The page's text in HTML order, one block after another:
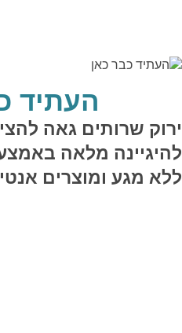
העתיד
ירוק שרותים גאה
להיגיינה מלאה
ללא מגע ומוצרים